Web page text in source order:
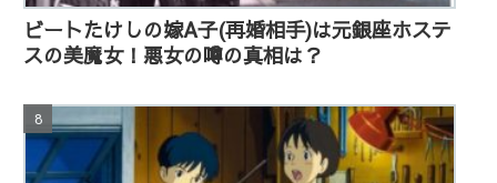
ビートたけしの嫁A子(再婚相手)は元銀座ホステ
スの美魔女！悪女の噂の真相は？